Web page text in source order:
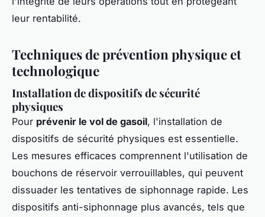
leur rentabilité.
Techniques de prévention physique et
technologique
Installation de dispositifs de sécurité
physiques
Pour prévenir le vol de gasoil, l'installation de
dispositifs de sécurité physiques est essentielle.
Les mesures efficaces comprennent l'utilisation de
bouchons de réservoir verrouillables, qui peuvent
dissuader les tentatives de siphonnage rapide. Les
dispositifs anti-siphonnage plus avancés, tels que